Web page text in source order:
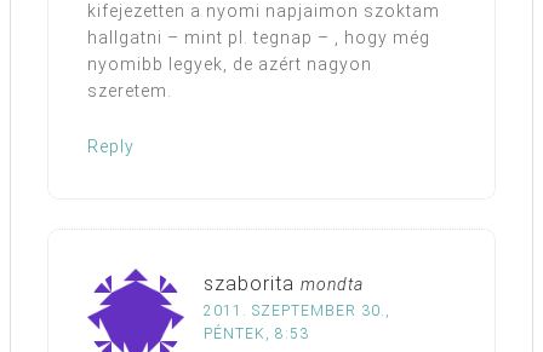
kifejezetten a nyomi napjaimon szoktam
hallgatni – mint pl. tegnap – , hogy még
nyomibb legyek, de azért nagyon
szeretem.
Reply
szaborita mondta
2011. SZEPTEMBER 30.,
PÉNTEK, 8:53